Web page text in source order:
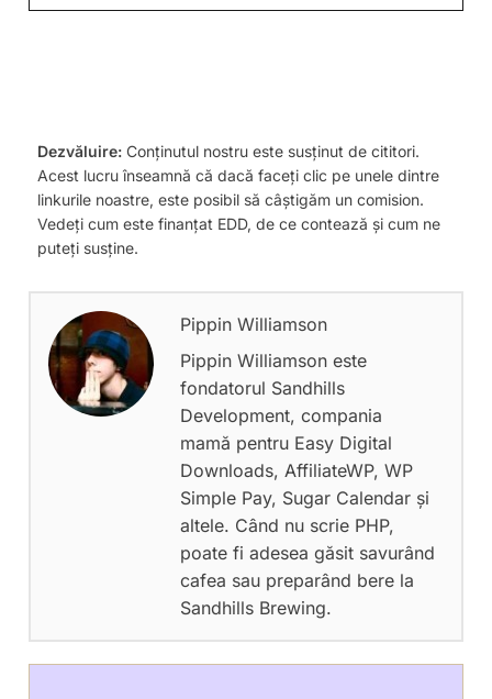
Dezvăluire: Conținutul nostru este susținut de cititori.
Acest lucru înseamnă că dacă faceți clic pe unele dintre
linkurile noastre, este posibil să câștigăm un comision.
Vedeți cum este finanțat EDD, de ce contează și cum ne
puteți susține.
Pippin Williamson
Pippin Williamson este
fondatorul Sandhills
Development, compania
mamă pentru Easy Digital
Downloads, AffiliateWP, WP
Simple Pay, Sugar Calendar și
altele. Când nu scrie PHP,
poate fi adesea găsit savurând
cafea sau preparând bere la
Sandhills Brewing.